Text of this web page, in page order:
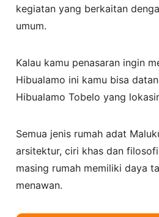
kegiatan yang berkaitan
umum.
Kalau kamu penasaran ingin
Hibualamo ini kamu bisa
Hibualamo Tobelo yang
Semua jenis rumah adat
arsitektur, ciri khas dan
masing rumah memiliki daya
menawan.